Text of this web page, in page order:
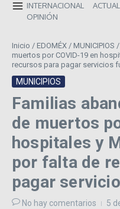
INTERNACIONAL
OPINIÓN
Inicio / EDOMÉX / MUNICIPIOS /
muertos por COVID-19 en
recursos para pagar servicios
MUNICIPIOS
Familias
de muertos
hospitales y
por falta de
pagar
No hay comentarios 5